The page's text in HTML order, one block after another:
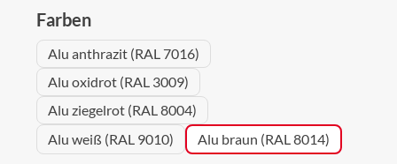
Farbenauswählen
Alu anthrazit (RAL 7016)
Alu oxidrot (RAL 3009)
Alu ziegelrot (RAL 8004)
Alu weiß (RAL 9010)
Alu braun (RAL 8014)